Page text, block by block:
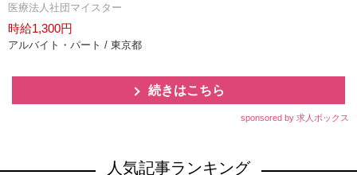
医療法人社団マイスター
時給1,300円
アルバイト・パート / 東京都
続きはこちら
sponsored by 求人ボックス
人気記事ランキング